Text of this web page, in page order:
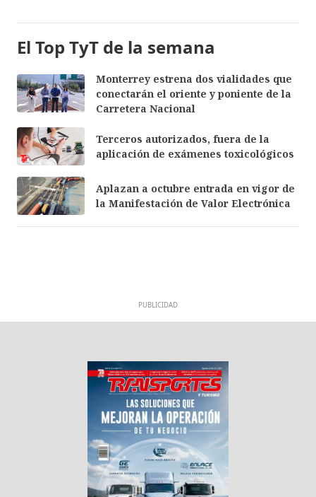
El Top TyT de la semana
Monterrey estrena dos vialidades que
conectarán el oriente y poniente de la
Carretera Nacional
Terceros autorizados, fuera de la
aplicación de exámenes toxicológicos
Aplazan a octubre entrada en vigor de
la Manifestación de Valor Electrónica
PUBLICIDAD